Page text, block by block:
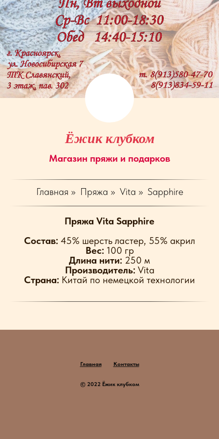
Ёжик клубком
Магазин пряжи и подарков
Главная » Пряжа » Vita » Sapphire
Пряжа Vita Sapphire
Состав: 45% шерсть ластер, 55% акрил
Вес: 100 гр
Длина нити: 250 м
Производитель: Vita
Страна: Китай по немецкой технологии
Главная Контакты
© 2022 Ёжик клубком